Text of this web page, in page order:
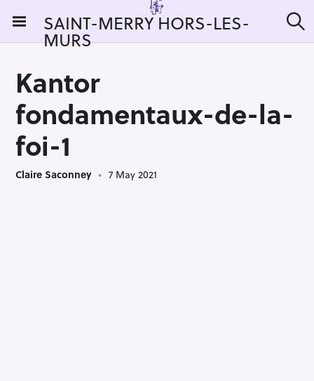
i
SAINT-MERRY HORS-LES-
MURS e
Kantor
fondamentaux-de-la-
foi-1
Claire Saconney 7 May 2021